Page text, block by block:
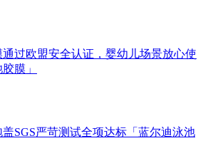
过欧盟安全认证，婴幼儿场景放心使
膜」
SGS严苛测试全项达标「蓝尔迪泳池